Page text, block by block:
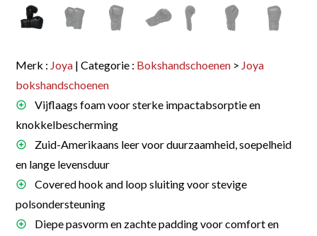
Merk : Joya | Categorie : Bokshandschoenen > Joya
bokshandschoenen
Vijflaags foam voor sterke impactabsorptie en
knokkelbescherming
Zuid-Amerikaans leer voor duurzaamheid, soepelheid
en lange levensduur
Covered hook and loop sluiting voor stevige
polsondersteuning
Diepe pasvorm en zachte padding voor comfort en